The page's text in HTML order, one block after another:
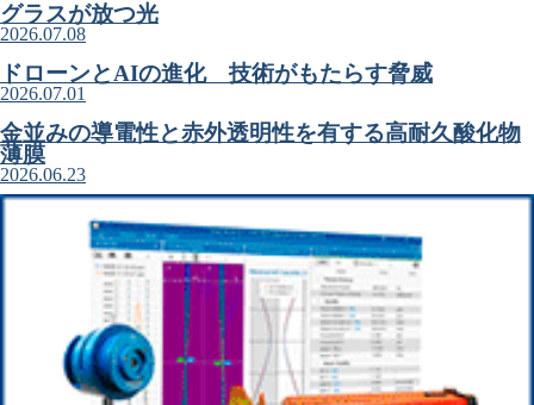
グラスが放つ光
2026.07.08
ドローンとAIの進化 技術がもたらす脅威
2026.07.01
金並みの導電性と赤外透明性を有する高耐久酸化物
薄膜
2026.06.23